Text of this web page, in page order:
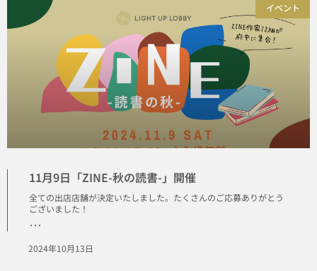
イベント
11月9日「ZINE-秋の読書-」開催
全ての出店店舗が決定いたしました。たくさんのご応募ありがとう
ございました！
･･･
2024年10月13日